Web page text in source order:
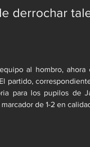
derrochar
al hombro,
partido,
para los pupilos de
de 1-2 en